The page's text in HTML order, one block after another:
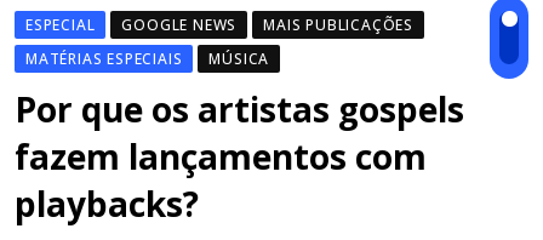
ESPECIAL GOOGLE NEWS
MAIS PUBLICAÇÕES
MATÉRIAS ESPECIAIS
MÚSICA
Por que os artistas gospels
fazem lançamentos com
playbacks?